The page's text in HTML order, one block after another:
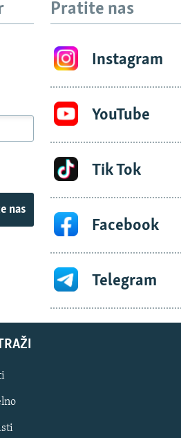
nas
Pratite nas
Instagram
YouTube
Tik Tok
Facebook
Telegram